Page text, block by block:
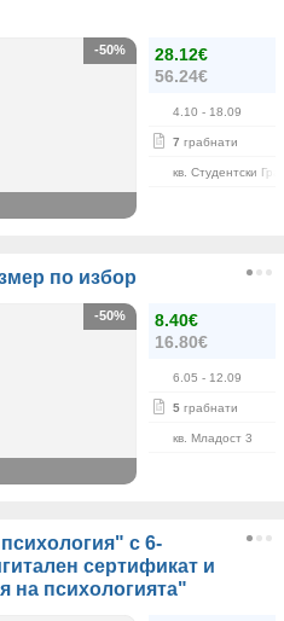
28.12€
56.24€
4.10 - 18.09
7 грабнати
кв. Студентски
-50%
по избор
8.40€
16.80€
6.05 - 12.09
5 грабнати
кв. Младост 3
-50%
с 6-
сертификат и
на психологията"